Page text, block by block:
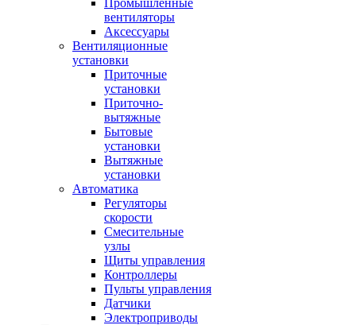
Промышленные
вентиляторы
Аксессуары
Вентиляционные
установки
Приточные
установки
Приточно-
вытяжные
Бытовые
установки
Вытяжные
установки
Автоматика
Регуляторы
скорости
Смесительные
узлы
Щиты управления
Контроллеры
Пульты управления
Датчики
Электроприводы